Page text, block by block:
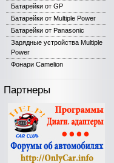
Батарейки от GP
Батарейки от Multiple Power
Батарейки от Panasonic
Зарядные устройства Multiple
Power
Фонари Camelion
Партнеры